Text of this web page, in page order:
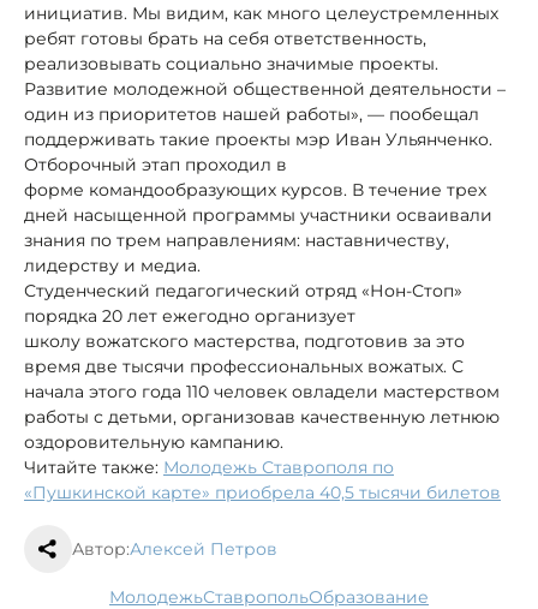
инициатив. Мы видим, как много целеустремленных
ребят готовы брать на себя ответственность,
реализовывать социально значимые проекты.
Развитие молодежной общественной деятельности –
один из приоритетов нашей работы», — пообещал
поддерживать такие проекты мэр Иван Ульянченко.
Отборочный этап проходил в
форме командообразующих курсов. В течение трех
дней насыщенной программы участники осваивали
знания по трем направлениям: наставничеству,
лидерству и медиа.
Студенческий педагогический отряд «Нон-Стоп»
порядка 20 лет ежегодно организует
школу вожатского мастерства, подготовив за это
время две тысячи профессиональных вожатых. С
начала этого года 110 человек овладели мастерством
работы с детьми, организовав качественную летнюю
оздоровительную кампанию.
Читайте также: Молодежь Ставрополя по
«Пушкинской карте» приобрела 40,5 тысячи билетов
Автор:Алексей Петров
молодежь Ставрополь образование